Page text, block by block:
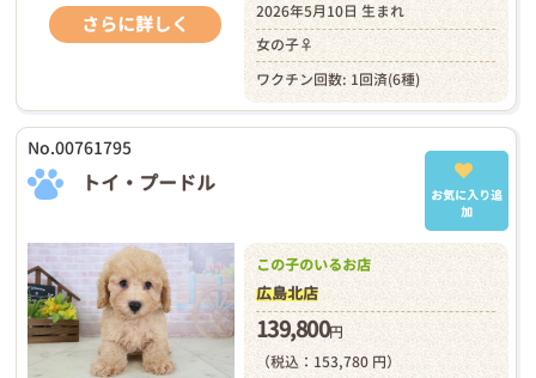
さらに詳しく
2026年5月10日 生まれ
女の子♀
ワクチン回数: 1回済(6種)
No.00761795
トイ・プードル
お気に入り追
加
この子のいるお店
広島北店
139,800円
（税込：153,780 円）